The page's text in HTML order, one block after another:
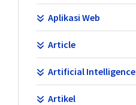
Aplikasi Web
Article
Artificial Intelligence
Artikel